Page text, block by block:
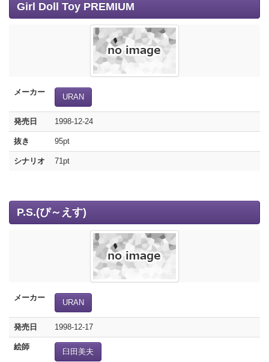
Girl Doll Toy PREMIUM
メーカー
URAN
発売日 1998-12-24
抜き 95pt
シナリオ 71pt
P.S.(ぴ～えす)
メーカー
URAN
発売日 1998-12-17
絵師
臼田美夫